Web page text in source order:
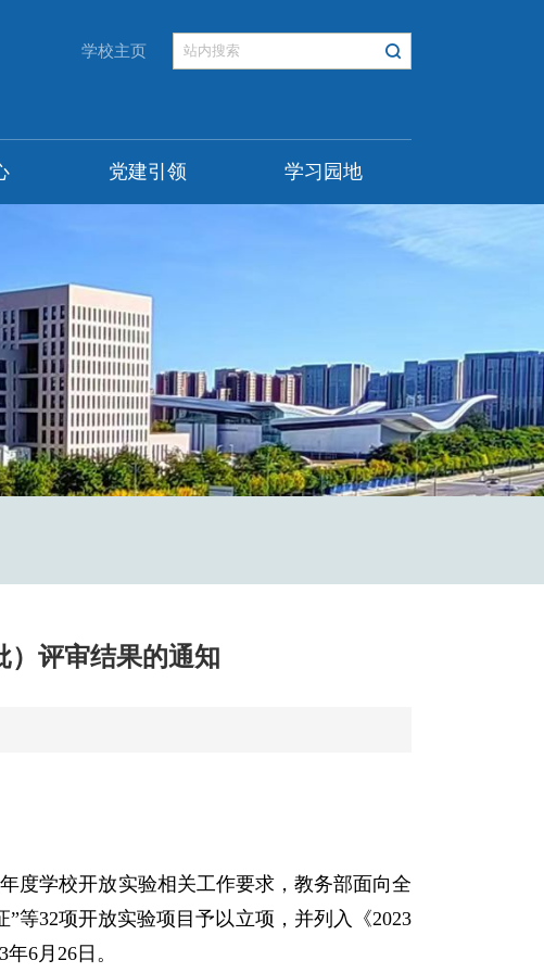
学校主页
党建引领 学习园地
）评审结果的通知
度学校开放实验相关工作要求，教务部面向全
等32项开放实验项目予以立项，并列入《2023
6月26日。